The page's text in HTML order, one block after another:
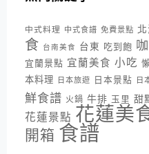
中式料理 中式食譜 免費景點
食 台南美食 台東 吃到飽
宜蘭景點 宜蘭美食 小吃
本料理
日本旅遊 日本景點 日
鮮食譜 火鍋 牛排 玉里 甜
花蓮景點 花蓮美
開箱 食譜